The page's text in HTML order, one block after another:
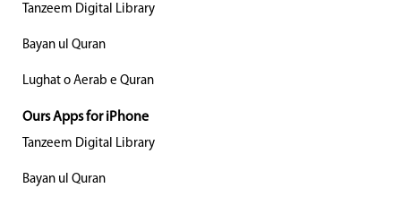
Tanzeem Digital Library
Bayan ul Quran
Lughat o Aerab e Quran
Ours Apps for iPhone
Tanzeem Digital Library
Bayan ul Quran